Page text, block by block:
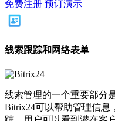
免费注册 预订演示
线索跟踪和网络表单
线索管理的一个重要部分
Bitrix24可以帮助管理信息